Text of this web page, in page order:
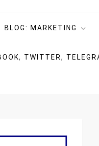
BLOG: MARKETING
TWITTER,